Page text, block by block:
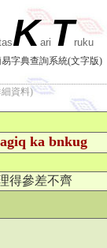
KariTruku
字典查詢系統(文字版)
資料)
ka bnkug
得參差不齊